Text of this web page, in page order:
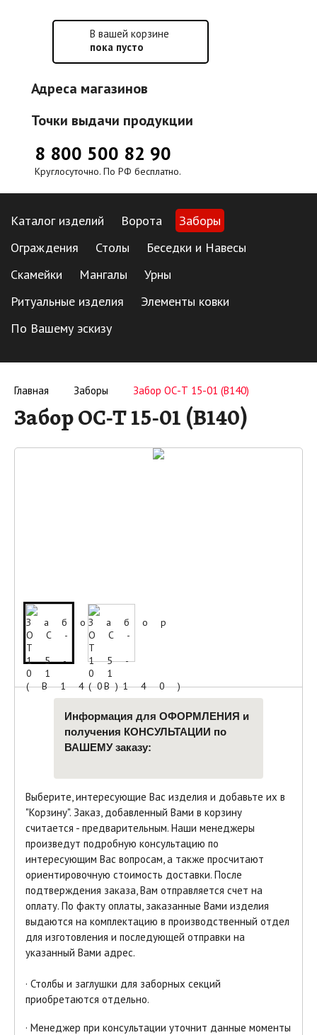
В вашей корзине
пока пусто
Адреса магазинов
Точки выдачи продукции
8 800 500 82 90
Круглосуточно. По РФ бесплатно.
Каталог изделий Ворота
Заборы
Ограждения
Столы
Беседки и Навесы
Скамейки
Мангалы
Урны
Ритуальные изделия
Элементы ковки
По Вашему эскизу
Главная Заборы Забор ОС-Т 15-01 (В140)
Забор ОС-Т 15-01 (В140)
Информация для ОФОРМЛЕНИЯ и
получения КОНСУЛЬТАЦИИ по
ВАШЕМУ заказу:
Выберите, интересующие Вас изделия и добавьте их в
"Корзину". Заказ, добавленный Вами в корзину
считается - предварительным. Наши менеджеры
произведут подробную консультацию по
интересующим Вас вопросам, а также просчитают
ориентировочную стоимость доставки. После
подтверждения заказа, Вам отправляется счет на
оплату. По факту оплаты, заказанные Вами изделия
выдаются на комплектацию в производственный отдел
для изготовления и последующей отправки на
указанный Вами адрес.
· Столбы и заглушки для заборных секций
приобретаются отдельно.
· Менеджер при консультации уточнит данные моменты